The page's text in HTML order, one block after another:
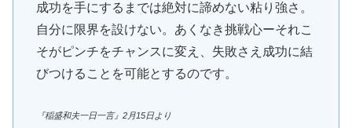
成功を手にするまでは絶対に諦めない粘り強さ。
自分に限界を設けない。あくなき挑戦心ーそれこ
そがピンチをチャンスに変え、失敗さえ成功に結
びつけることを可能とするのです。
『稲盛和夫一日一言』2月15日より